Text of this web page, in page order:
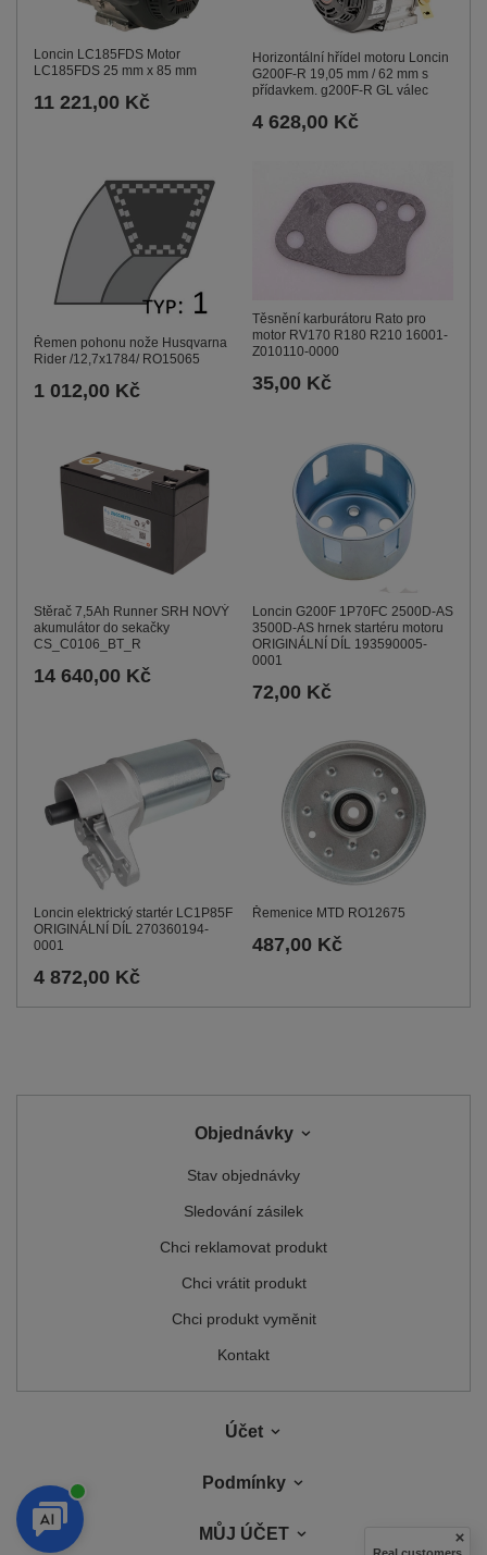
Loncin LC185FDS Motor
LC185FDS 25 mm x 85 mm
11 221,00 Kč
Horizontální hřídel motoru Loncin
G200F-R 19,05 mm / 62 mm s
přídavkem. g200F-R GL válec
4 628,00 Kč
Řemen pohonu nože Husqvarna
Rider /12,7x1784/ RO15065
1 012,00 Kč
Těsnění karburátoru Rato pro
motor RV170 R180 R210 16001-
Z010110-0000
35,00 Kč
Stěrač 7,5Ah Runner SRH NOVÝ
akumulátor do sekačky
CS_C0106_BT_R
14 640,00 Kč
Loncin G200F 1P70FC 2500D-AS
3500D-AS hrnek startéru motoru
ORIGINÁLNÍ DÍL 193590005-
0001
72,00 Kč
Loncin elektrický startér LC1P85F
ORIGINÁLNÍ DÍL 270360194-
0001
4 872,00 Kč
Řemenice MTD RO12675
487,00 Kč
Objednávky
Stav objednávky
Sledování zásilek
Chci reklamovat produkt
Chci vrátit produkt
Chci produkt vyměnit
Kontakt
Účet
Podmínky
MŮJ ÚČET